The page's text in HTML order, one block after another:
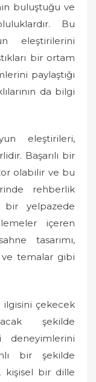
buluştuğu ve
Bu
eleştirilerini
bir ortam
paylaştığı
da bilgi
eleştirileri,
Başarılı bir
olabilir ve bu
rehberlik
yelpazede
içeren
tasarımı,
ve temalar gibi
çekecek
şekilde
deneyimlerini
bir şekilde
kişisel bir dille